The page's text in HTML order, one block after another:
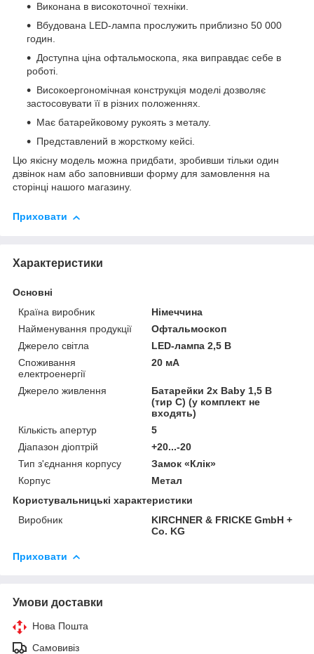
Виконана в високоточної техніки.
Вбудована LED-лампа прослужить приблизно 50 000
годин.
Доступна ціна офтальмоскопа, яка виправдає себе в
роботі.
Високоергономічная конструкція моделі дозволяє
застосовувати її в різних положеннях.
Має батарейковому рукоять з металу.
Представлений в жорсткому кейсі.
Цю якісну модель можна придбати, зробивши тільки один
дзвінок нам або заповнивши форму для замовлення на
сторінці нашого магазину.
Приховати
Характеристики
Основні
Країна виробник
Німеччина
Найменування продукції
Офтальмоскоп
Джерело світла
LED-лампа 2,5 В
Споживання
електроенергії
20 мА
Джерело живлення
Батарейки 2x Baby 1,5 В
(тир C) (у комплект не
входять)
Кількість апертур
5
Діапазон діоптрій
+20...-20
Тип з'єднання корпусу
Замок «Клік»
Корпус
Метал
Користувальницькі характеристики
Виробник
KIRCHNER & FRICKE GmbH +
Co. KG
Приховати
Умови доставки
Нова Пошта
Самовивіз